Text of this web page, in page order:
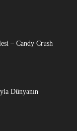
– Candy Crush
Dünyanın